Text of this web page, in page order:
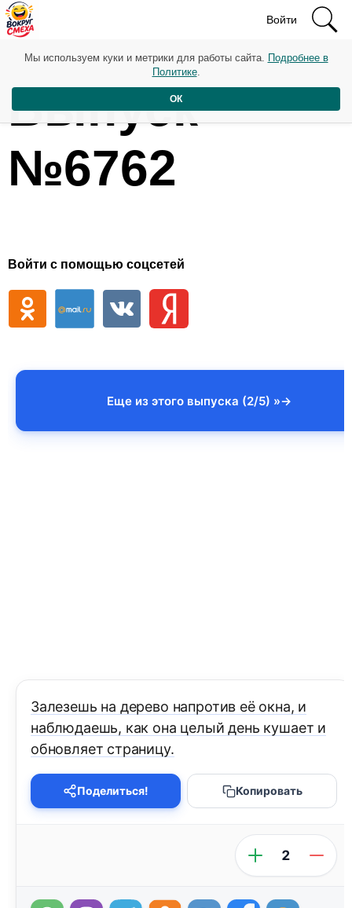
Войти
Выпуск
№6762
Войти с помощью соцсетей
Еще из этого выпуска (2/5) »
Залезешь на дерево напротив её окна, и
наблюдаешь, как она целый день кушает и
обновляет страницу.
Поделиться! Копировать
2
Мы используем куки и метрики для работы сайта. Подробнее в
Политике.
ОК